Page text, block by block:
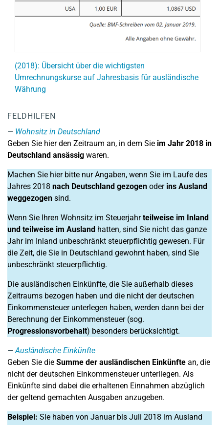
(2018): Übersicht über die wichtigsten
Umrechnungskurse auf Jahresbasis für ausländische
Währung
FELDHILFEN
Wohnsitz in Deutschland
Geben Sie hier den Zeitraum an, in dem Sie im Jahr 2018 in
Deutschland ansässig waren.
Machen Sie hier bitte nur Angaben, wenn Sie im Laufe des
Jahres 2018 nach Deutschland gezogen oderins Ausland
weggezogen sind.
Wenn Sie Ihren Wohnsitz im Steuerjahrteilweise im Inland
und teilweise im Ausland hatten, sind Sie nicht das ganze
Jahr im Inland unbeschränkt steuerpflichtig gewesen. Für
die Zeit, die Sie in Deutschland gewohnt haben, sind Sie
unbeschränkt steuerpflichtig.
Die ausländischen Einkünfte, die Sie außerhalb dieses
Zeitraums bezogen haben und die nicht der deutschen
Einkommensteuer unterlegen haben, werden dann bei der
Berechnung der Einkommensteuer (sog.
Progressionsvorbehalt) besonders berücksichtigt.
Ausländische Einkünfte
Geben Sie die Summe der ausländischen Einkünfte an, die
nicht der deutschen Einkommensteuer unterliegen. Als
Einkünfte sind dabei die erhaltenen Einnahmen abzüglich
der geltend gemachten Ausgaben anzugeben.
Beispiel: Sie haben von Januar bis Juli 2018 im Ausland